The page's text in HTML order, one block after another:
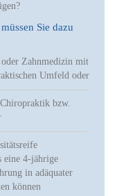
Sie dazu
oder Zahnmedizin mit
Umfeld oder
bzw.
eine 4-jährige
in adäquater
können